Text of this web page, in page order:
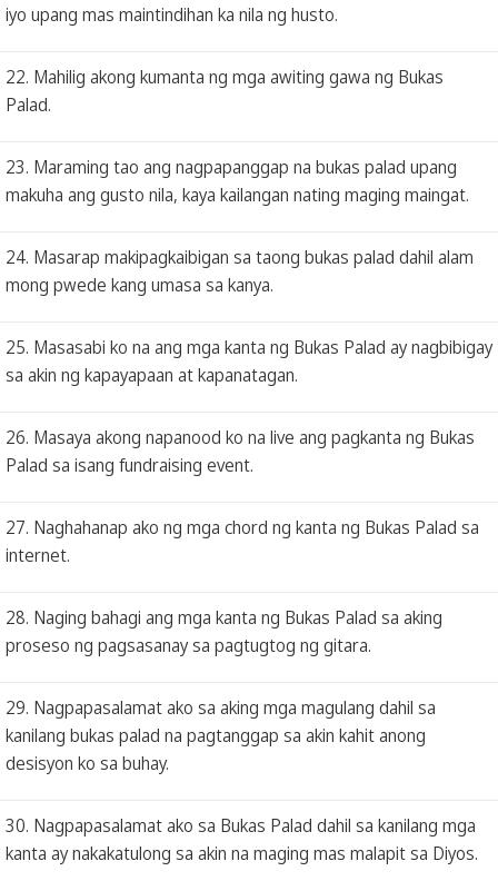
iyo upang mas maintindihan ka nila ng husto.
22. Mahilig akong kumanta ng mga awiting gawa ng Bukas
Palad.
23. Maraming tao ang nagpapanggap na bukas palad upang
makuha ang gusto nila, kaya kailangan nating maging maingat.
24. Masarap makipagkaibigan sa taong bukas palad dahil alam
mong pwede kang umasa sa kanya.
25. Masasabi ko na ang mga kanta ng Bukas Palad ay nagbibigay
sa akin ng kapayapaan at kapanatagan.
26. Masaya akong napanood ko na live ang pagkanta ng Bukas
Palad sa isang fundraising event.
27. Naghahanap ako ng mga chord ng kanta ng Bukas Palad sa
internet.
28. Naging bahagi ang mga kanta ng Bukas Palad sa aking
proseso ng pagsasanay sa pagtugtog ng gitara.
29. Nagpapasalamat ako sa aking mga magulang dahil sa
kanilang bukas palad na pagtanggap sa akin kahit anong
desisyon ko sa buhay.
30. Nagpapasalamat ako sa Bukas Palad dahil sa kanilang mga
kanta ay nakakatulong sa akin na maging mas malapit sa Diyos.